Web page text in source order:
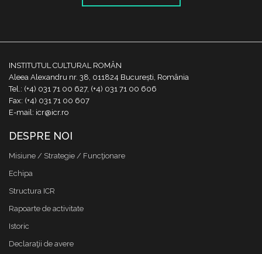
INSTITUTUL CULTURAL ROMÂN
Aleea Alexandru nr. 38, 011824 București, România
Tel.: (+4) 031 71 00 627, (+4) 031 71 00 606
Fax: (+4) 031 71 00 607
E-mail: icr@icr.ro
DESPRE NOI
Misiune / Strategie / Funcţionare
Echipa
Structura ICR
Rapoarte de activitate
Istoric
Declaraţii de avere